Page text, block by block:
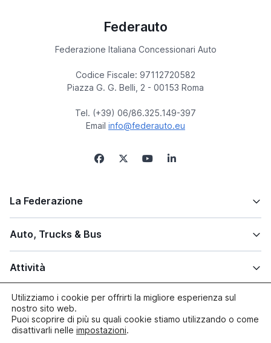
Federauto
Federazione Italiana Concessionari Auto
Codice Fiscale: 97112720582
Piazza G. G. Belli, 2 - 00153 Roma
Tel. (+39) 06/86.325.149-397
Email info@federauto.eu
La Federazione
Auto, Trucks & Bus
Attività
Altre info
Utilizziamo i cookie per offrirti la migliore esperienza sul
nostro sito web.
Puoi scoprire di più su quali cookie stiamo utilizzando o come
disattivarli nelle impostazioni.